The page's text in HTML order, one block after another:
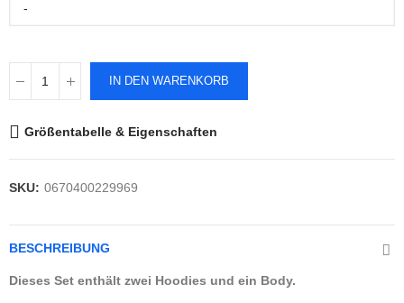
-
IN DEN WARENKORB
Größentabelle & Eigenschaften
SKU: 0670400229969
BESCHREIBUNG
Dieses Set enthält zwei Hoodies und ein Body.